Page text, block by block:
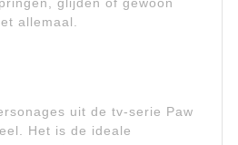
allemaal.
uit de tv-serie Paw
Het is de ideale